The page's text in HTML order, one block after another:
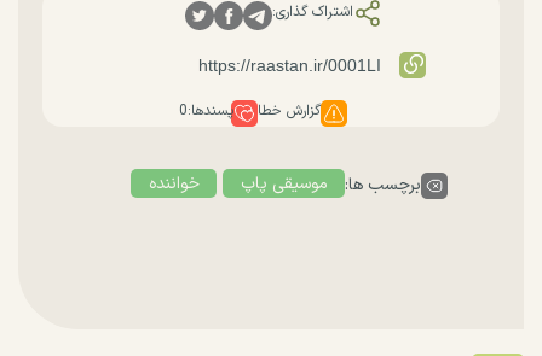
اشتراک گذاری:
گزارش خطا پسندها:0
برچسب ها: موسیقی پاپ خواننده